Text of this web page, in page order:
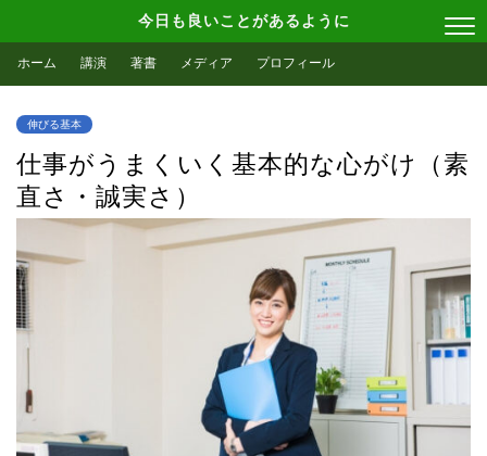
今日も良いことがあるように
ホーム 講演 著書 メディア プロフィール
伸びる基本
仕事がうまくいく基本的な心がけ（素
直さ・誠実さ）